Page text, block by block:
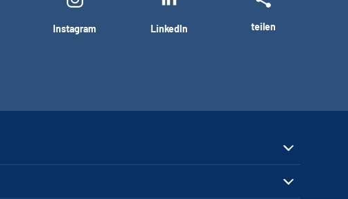
Instagram LinkedIn teilen